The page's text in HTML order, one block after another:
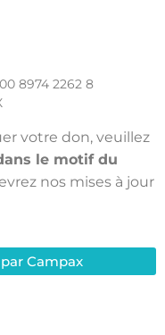
8974 2262 8
votre don, veuillez
le motif du
nos mises à jour
Campax